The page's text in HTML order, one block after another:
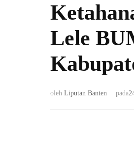
Lele
oleh Liputan Banten pada